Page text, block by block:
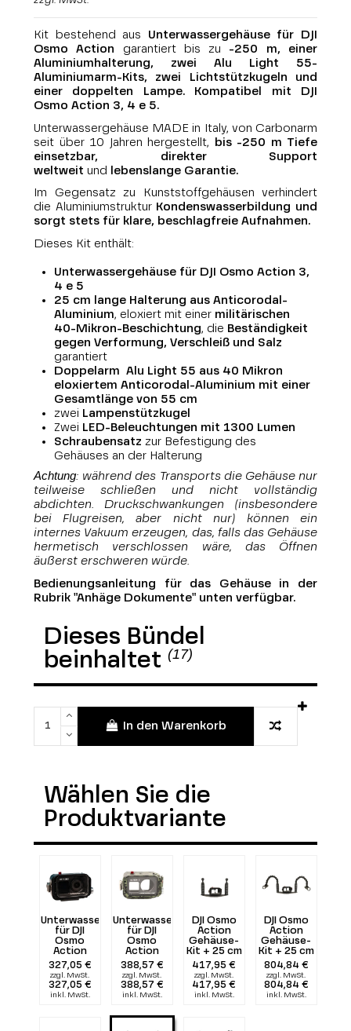
Kit bestehend aus Unterwassergehäuse für DJI
Osmo Action garantiert bis zu -250 m, einer
Aluminiumhalterung, zwei Alu Light 55-
Aluminiumarm-Kits, zwei Lichtstützkugeln und
einer doppelten Lampe. Kompatibel mit DJI
Osmo Action 3, 4 e 5.
Unterwassergehäuse MADE in Italy, von Carbonarm
seit über 10 Jahren hergestellt,
bis -250 m Tiefe
einsetzbar, direkter Support
weltweit und lebenslange Garantie.
Im Gegensatz zu Kunststoffgehäusen verhindert
die Aluminiumstruktur Kondenswasserbildung und
sorgt stets für klare, beschlagfreie Aufnahmen.
Dieses Kit enthält:
Unterwassergehäuse für DJI Osmo Action 3,
4 e 5
25 cm lange Halterung aus Anticorodal-
Aluminium, eloxiert mit einer militärischen
40-Mikron-Beschichtung, die Beständigkeit
gegen Verformung, Verschleiß und Salz
garantiert
Doppelarm Alu Light 55 aus 40 Mikron
eloxiertem Anticorodal-Aluminium mit einer
Gesamtlänge von 55 cm
zwei Lampenstützkugel
Zwei LED-Beleuchtungen mit 1300 Lumen
Schraubensatz zur Befestigung des
Gehäuses an der Halterung
Achtung: während des Transports die Gehäuse nur
teilweise schließen und nicht vollständig
abdichten. Druckschwankungen (insbesondere
bei Flugreisen, aber nicht nur) können ein
internes Vakuum erzeugen, das, falls das Gehäuse
hermetisch verschlossen wäre, das Öffnen
äußerst erschweren würde.
Bedienungsanleitung für das Gehäuse in der
Rubrik "Anhäge Dokumente" unten verfügbar.
Dieses Bündel
beinhaltet (17)
In den Warenkorb
Wählen Sie die
Produktvariante
Unterwassergehäuse
für DJI
Osmo
Action
327,05 €
zzgl. MwSt.
327,05 €
inkl. MwSt.
Unterwassergehäuse
für DJI
Osmo
Action
Mimetik
388,57 €
zzgl. MwSt.
388,57 €
inkl. MwSt.
DJI Osmo
Action
Gehäuse-
Kit + 25 cm
Halterung
mit Griffen
417,95 €
zzgl. MwSt.
417,95 €
inkl. MwSt.
DJI Osmo
Action
Gehäuse-
Kit + 25 cm
Halterung
+
doppelter
Flexarm 25
804,84 €
zzgl. MwSt.
804,84 €
inkl. MwSt.